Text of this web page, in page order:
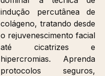
indução percutânea de
colágeno, tratando desde
o rejuvenescimento facial
até cicatrizes e
hipercromias. Aprenda
protocolos seguros,